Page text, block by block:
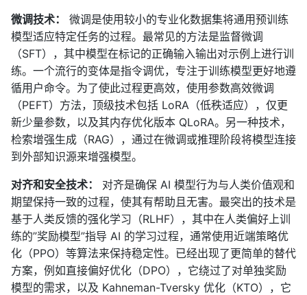
微调技术：
微调是使用较小的专业化数据集将通用预训练
模型适应特定任务的过程。最常见的方法是监督微调
（SFT），其中模型在标记的正确输入输出对示例上进行训
练。一个流行的变体是指令调优，专注于训练模型更好地遵
循用户命令。为了使此过程更高效，使用参数高效微调
（PEFT）方法，顶级技术包括 LoRA（低秩适应），仅更
新少量参数，以及其内存优化版本 QLoRA。另一种技术，
检索增强生成（RAG），通过在微调或推理阶段将模型连接
到外部知识源来增强模型。
对齐和安全技术：
对齐是确保 AI 模型行为与人类价值观和
期望保持一致的过程，使其有帮助且无害。最突出的技术是
基于人类反馈的强化学习（RLHF），其中在人类偏好上训
练的”奖励模型”指导 AI 的学习过程，通常使用近端策略优
化（PPO）等算法来保持稳定性。已经出现了更简单的替代
方案，例如直接偏好优化（DPO），它绕过了对单独奖励
模型的需求，以及 Kahneman-Tversky 优化（KTO），它